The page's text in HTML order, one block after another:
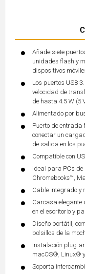
Añade siete
unidades flash y
dispositivos
Los puertos USB
velocidad de
de hasta 4.5 W (5
Alimentado por
Puerto de entrada
conectar un
de salida en los
Compatible con
Ideal para PCs
Chromebooks™,
Cable integrado y
Carcasa elegante
en el escritorio y
Diseño portátil,
bolsillos de la
Instalación plug-
macOS®, Linux®
Soporta